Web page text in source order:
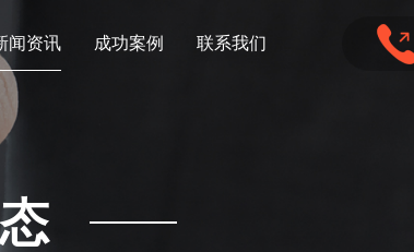
闻资讯 成功案例 联系我们